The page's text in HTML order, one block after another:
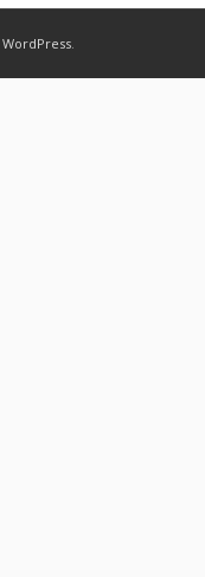
WordPress.